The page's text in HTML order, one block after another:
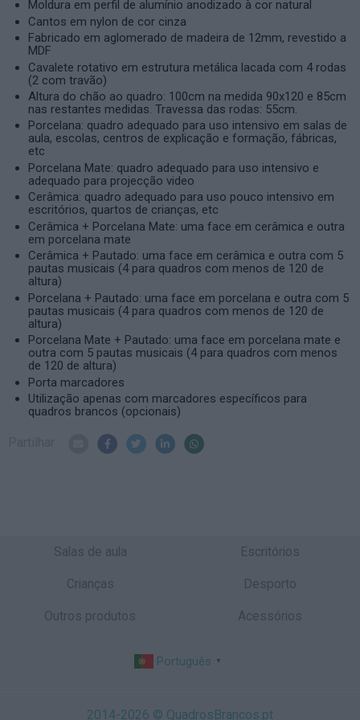
Moldura em perfil de alumínio anodizado à cor natural
Cantos em nylon de cor cinza
Fabricado em aglomerado de madeira de 12mm, revestido a
MDF
Cavalete rotativo em estrutura metálica lacada com 4 rodas
(2 com travão)
Altura do chão ao quadro: 100cm na medida 90x120 e 85cm
nas restantes medidas. Travessa das rodas: 55cm.
Porcelana: quadro adequado para uso intensivo em salas de
aula, escolas, centros de explicação e formação, fábricas,
etc
Porcelana Mate: quadro adequado para uso intensivo e
adequado para projecção video
Cerâmica: quadro adequado para uso pouco intensivo em
escritórios, quartos de crianças, etc
Cerâmica + Porcelana Mate: uma face em cerâmica e outra
em porcelana mate
Cerâmica + Pautado: uma face em cerâmica e outra com 5
pautas musicais (4 para quadros com menos de 120 de
altura)
Porcelana + Pautado: uma face em porcelana e outra com 5
pautas musicais (4 para quadros com menos de 120 de
altura)
Porcelana Mate + Pautado: uma face em porcelana mate e
outra com 5 pautas musicais (4 para quadros com menos
de 120 de altura)
Porta marcadores
Utilização apenas com marcadores específicos para
quadros brancos (opcionais)
Salas de aula Escritórios
Crianças Desporto
Outros produtos Acessórios
Português ▼
2014-2026 © QuadrosBrancos.pt